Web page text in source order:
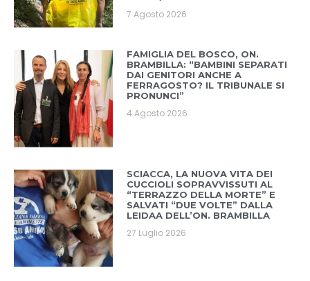
7 Agosto 2026
FAMIGLIA DEL BOSCO, ON.
BRAMBILLA: “BAMBINI SEPARATI
DAI GENITORI ANCHE A
FERRAGOSTO? IL TRIBUNALE SI
PRONUNCI”
4 Agosto 2026
SCIACCA, LA NUOVA VITA DEI
CUCCIOLI SOPRAVVISSUTI AL
“TERRAZZO DELLA MORTE” E
SALVATI “DUE VOLTE” DALLA
LEIDAA DELL’ON. BRAMBILLA
27 Luglio 2026